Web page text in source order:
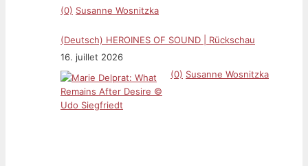
(0) Susanne Wosnitzka
(Deutsch) HEROINES OF SOUND | Rückschau
16. juillet 2026
(0) Susanne Wosnitzka